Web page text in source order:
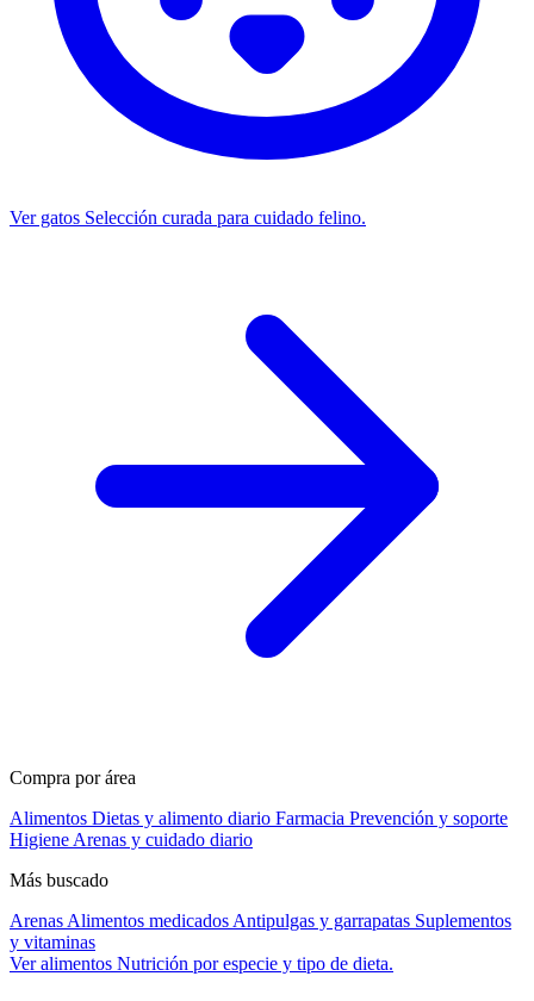
Ver gatos Selección curada para cuidado felino.
Compra por área
Alimentos Dietas y alimento diario Farmacia Prevención y soporte
Higiene Arenas y cuidado diario
Más buscado
Arenas Alimentos medicados Antipulgas y garrapatas Suplementos
y vitaminas
Ver alimentos Nutrición por especie y tipo de dieta.